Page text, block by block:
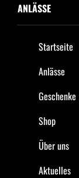
ANLÄSSE
Startseite
Anlässe
Geschenke
Shop
Über uns
Aktuelles